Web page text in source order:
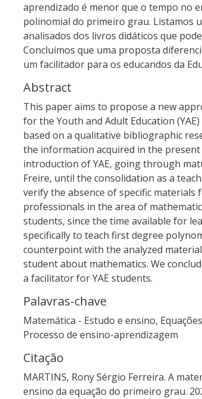
aprendizado é menor que o tempo no
polinomial do primeiro grau. Listamos
analisados dos livros didáticos que
Concluímos que uma proposta
um facilitador para os educandos da
Abstract
This paper aims to propose a new
for the Youth and Adult Education
based on a qualitative bibliographic
the information acquired in the
introduction of YAE, going through
Freire, until the consolidation as a
verify the absence of specific materials
professionals in the area of
students, since the time available for
specifically to teach first degree
counterpoint with the analyzed
student about mathematics. We
a facilitator for YAE students.
Palavras-chave
Matemática - Estudo e ensino,
Processo de ensino-aprendizagem
Citação
MARTINS, Rony Sérgio Ferreira. A
ensino da equação do primeiro grau.